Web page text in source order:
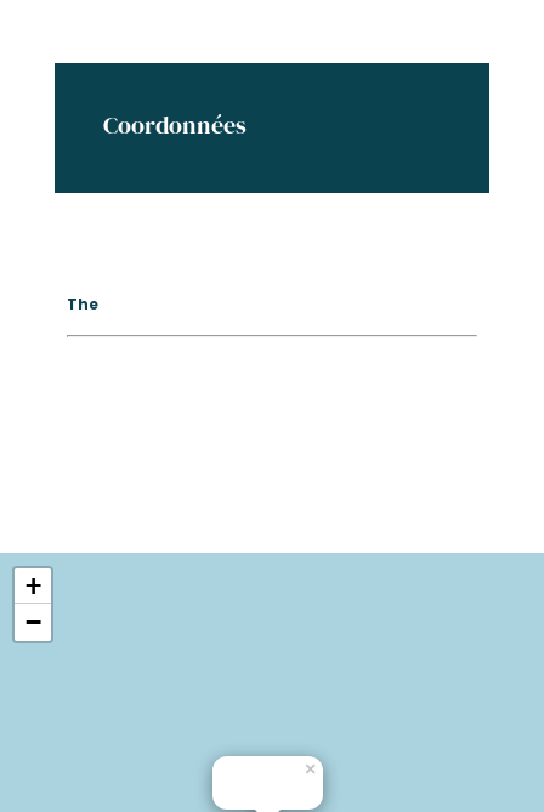
Coordonnées
The
×
+
−